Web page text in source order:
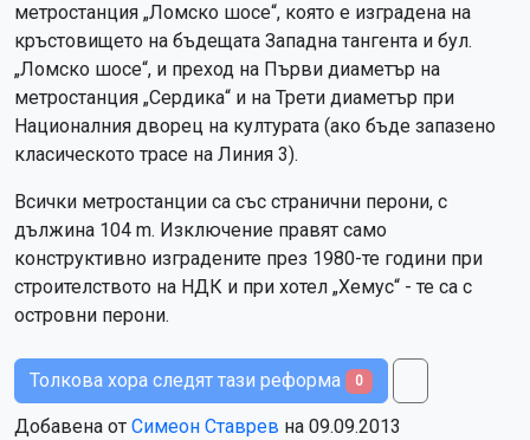
метростанция „Ломско шосе“, която е изградена на
кръстовището на бъдещата Западна тангента и бул.
„Ломско шосе“, и преход на Първи диаметър на
метростанция „Сердика“ и на Трети диаметър при
Националния дворец на културата (ако бъде запазено
класическото трасе на Линия 3).
Всички метростанции са със странични перони, с
дължина 104 m. Изключение правят само
конструктивно изградените през 1980-те години при
строителството на НДК и при хотел „Хемус“ - те са с
островни перони.
Толкова хора следят тази реформа 0
Добавена от Симеон Ставрев на 09.09.2013